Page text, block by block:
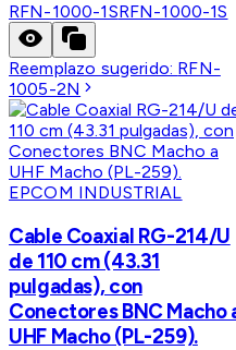
RFN-1000-1SRFN-1000-1S
Reemplazo sugerido: RFN-
1005-2N
EPCOM INDUSTRIAL
Cable Coaxial RG-214/U
de 110 cm (43.31
pulgadas), con
Conectores BNC Macho
UHF Macho (PL-259).